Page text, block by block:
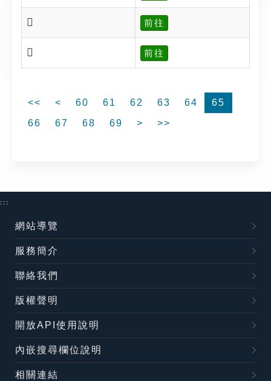
𥋐 前往
𥋙 前往
<< < 60 61 62 63 64
65
66
67 68 69 > >>
:::
網站導覽
服務簡介
聯絡我們
版權聲明
開放API使用說明
內嵌搜尋欄位說明
相關連結